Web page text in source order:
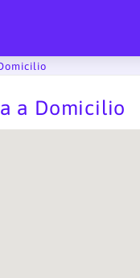
a Domicilio